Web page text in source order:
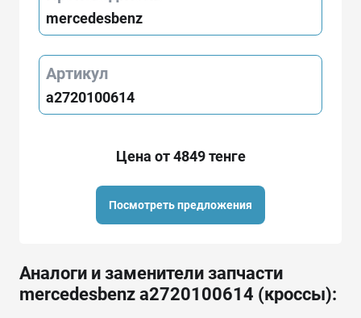
mercedesbenz
Артикул
a2720100614
Цена от 4849 тенге
Посмотреть предложения
Аналоги и заменители запчасти
mercedesbenz a2720100614 (кроссы):